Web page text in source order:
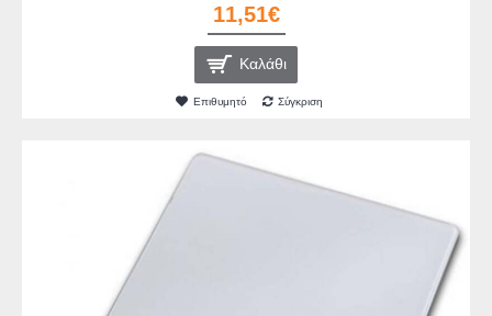
11,51€
Καλάθι
Επιθυμητό Σύγκριση